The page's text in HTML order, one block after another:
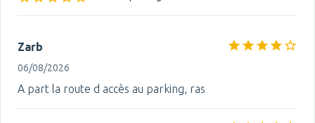
Zarb
06/08/2026
A part la route d accès au parking, ras